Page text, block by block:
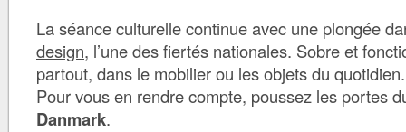
La séance culturelle continue avec une plongée
design, l’une des fiertés nationales. Sobre et
partout, dans le mobilier ou les objets du quotidien.
Pour vous en rendre compte, poussez les portes
Danmark.